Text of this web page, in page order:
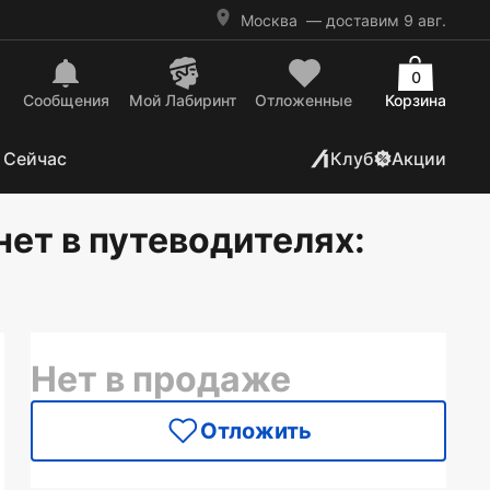
Москва — доставим 9 авг.
Сообщения Mой Лабиринт Отложенные Корзина
0
Клуб Акции
в путеводителях:
Нет в продаже
Отложить